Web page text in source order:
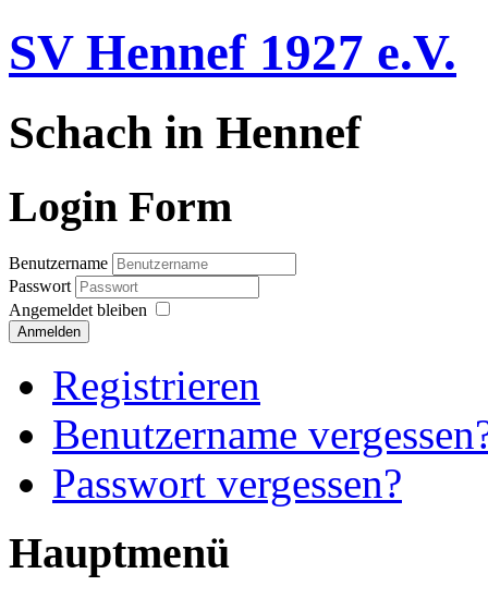
SV Hennef 1927 e.V.
Schach in Hennef
Login Form
Benutzername
Passwort
Angemeldet bleiben
Anmelden
Registrieren
Benutzername
Passwort vergessen?
Hauptmenü